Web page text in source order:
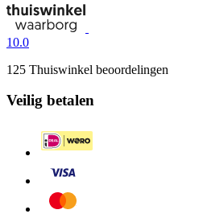
10.0
125 Thuiswinkel beoordelingen
Veilig betalen